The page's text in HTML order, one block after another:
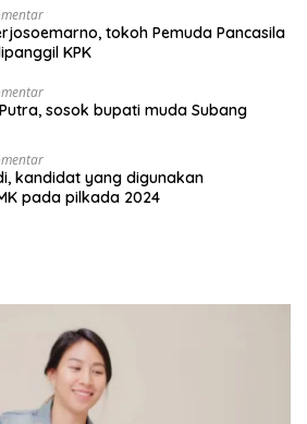
tokoh Pemuda Pancasila
KPK
sosok bupati muda Subang
kandidat yang digunakan
pada pilkada 2024